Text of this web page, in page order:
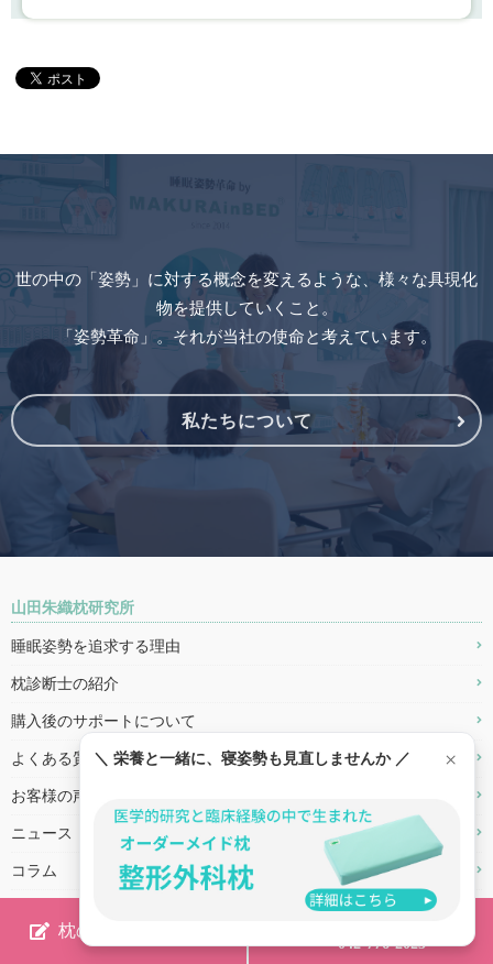
＼ 栄養と一緒に、寝姿勢も見直しませんか ／ ×
世の中の「姿勢」に対する概念を変えるような、様々な具現化
物を提供していくこと。
「姿勢革命」。それが当社の使命と考えています。
私たちについて
山田朱織枕研究所
睡眠姿勢を追求する理由
枕診断士の紹介
購入後のサポートについて
よくある質問
お客様の声
ニュース
コラム
枕の計測を予約する
042-776-2025